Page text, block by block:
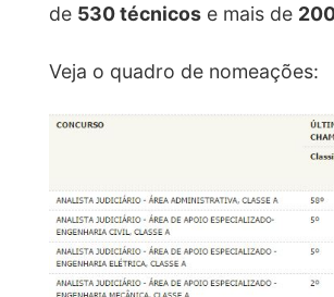
de 530 técnicose mais de
Veja o quadro de nomeações: